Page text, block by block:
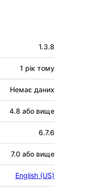
1.3.8
1 рік тому
Немає даних
4.8 або вище
6.7.6
7.0 або вище
English (US)